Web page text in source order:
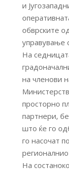
и
обврските
управување
На
на членови
просторно
партнери,
што ќе го
го насочат
На